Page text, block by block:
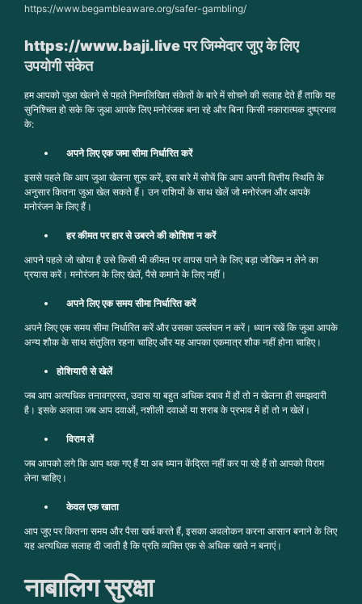
https://www.begambleaware.org/safer-gambling/
https://www.baji.liveपरजिम्मेदार जुए के लिए
उपयोगी संकेत
हम आपको जुआ खेलने से पहले निम्नलिखित संकेतों के बारे में सोचने की सलाह देते हैं ताकि यह
सुनिश्चित हो सके कि जुआ आपके लिए मनोरंजक बना रहे और बिना किसी नकारात्मक दुष्प्रभाव
के:
अपने लिए एक जमा सीमा निर्धारित करें
इससे पहले कि आप जुआ खेलना शुरू करें, इस बारे में सोचें कि आप अपनी वित्तीय स्थिति के
अनुसार कितना जुआ खेल सकते हैं। उन राशियों के साथ खेलें जो मनोरंजन और आपके
मनोरंजन के लिए हैं।
हर कीमत पर हार से उबरने की कोशिश न करें
आपने पहले जो खोया है उसे किसी भी कीमत पर वापस पाने के लिए बड़ा जोखिम न लेने का
प्रयास करें। मनोरंजन के लिए खेलें, पैसे कमाने के लिए नहीं।
अपने लिए एक समय सीमा निर्धारित करें
अपने लिए एक समय सीमा निर्धारित करें और उसका उल्लंघन न करें। ध्यान रखें कि जुआ आपके
अन्य शौक के साथ संतुलित रहना चाहिए और यह आपका एकमात्र शौक नहीं होना चाहिए।
होशियारी से खेलें
जब आप अत्यधिक तनावग्रस्त, उदास या बहुत अधिक दबाव में हों तो न खेलना ही समझदारी
है। इसके अलावा जब आप दवाओं, नशीली दवाओं या शराब के प्रभाव में हों तो न खेलें।
विराम लें
जब आपको लगे कि आप थक गए हैं या अब ध्यान केंद्रित नहीं कर पा रहे हैं तो आपको विराम
लेना चाहिए।
केवल एक खाता
आप जुए पर कितना समय और पैसा खर्च करते हैं, इसका अवलोकन करना आसान बनाने के लिए
यह अत्यधिक सलाह दी जाती है कि प्रति व्यक्ति एक से अधिक खाते न बनाएं।
नाबालिग सुरक्षा